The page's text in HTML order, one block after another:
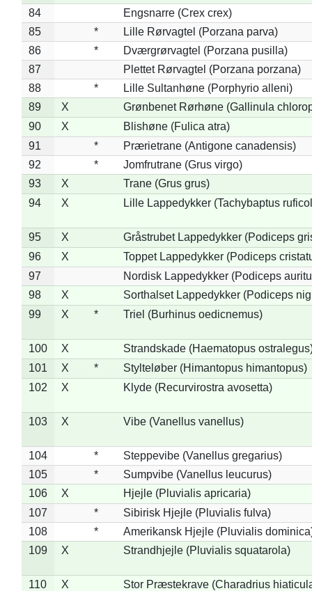
84
Engsnarre (Crex crex)
85
*
Lille Rørvagtel (Porzana parva)
86
*
Dværgrørvagtel (Porzana pusilla)
87
Plettet Rørvagtel (Porzana porzana)
88
*
Lille Sultanhøne (Porphyrio alleni)
89
X
Grønbenet Rørhøne (Gallinula
90
X
Blishøne (Fulica atra)
91
*
Prærietrane (Antigone canadensis)
92
*
Jomfrutrane (Grus virgo)
93
X
Trane (Grus grus)
94
X Lille Lappedykker (Tachybaptus
95 X
Gråstrubet Lappedykker (Podiceps
96
X
Toppet Lappedykker (Podiceps
97
Nordisk Lappedykker (Podiceps
98
X
Sorthalset Lappedykker (Podiceps
99
X * Triel (Burhinus oedicnemus)
100 X
Strandskade (Haematopus
101
X *
Stylteløber (Himantopus himantopus)
102
X Klyde (Recurvirostra avosetta)
103 X Vibe (Vanellus vanellus)
104 *
Steppevibe (Vanellus gregarius)
105
*
Sumpvibe (Vanellus leucurus)
106
X
Hjejle (Pluvialis apricaria)
107
*
Sibirisk Hjejle (Pluvialis fulva)
108
*
Amerikansk Hjejle (Pluvialis
109
X Strandhjejle (Pluvialis squatarola)
110 X Stor Præstekrave (Charadrius